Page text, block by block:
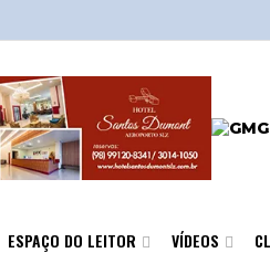
ESPAÇO DO LEITOR VÍDEOS